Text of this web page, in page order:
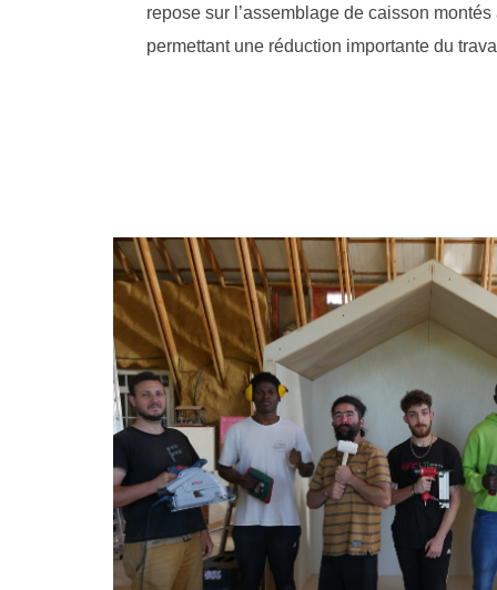
repose sur l’assemblage de caisson
permettant une réduction importante du